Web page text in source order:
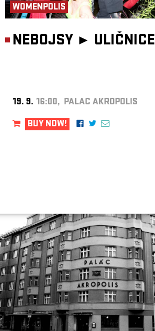
WOMENPOLIS
NEBOJSY ► ULIČNICE
19. 9. 16:00, PALAC AKROPOLIS
BUY NOW!